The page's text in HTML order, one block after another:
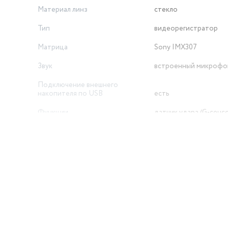
Материал линз
стекло
Тип
видеорегистратор
Матрица
Sony IMX307
Звук
встроенный
Подключение внешнего
накопителя по USB
есть
датчик удара (G-